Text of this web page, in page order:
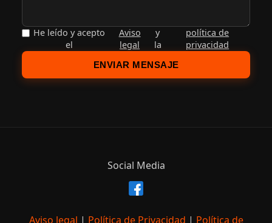
He leído y acepto
el
Aviso
legal
y
la
política de
privacidad
ENVIAR MENSAJE
Social Media
Aviso legal | Política de Privacidad | Política de